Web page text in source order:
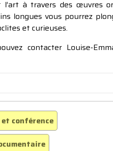
à travers des œuvres
longues vous pourrez
et curieuses.
contacter Louise-
conférence